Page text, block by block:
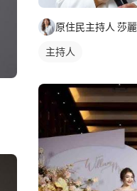
原住民主持人 莎麗
主持人